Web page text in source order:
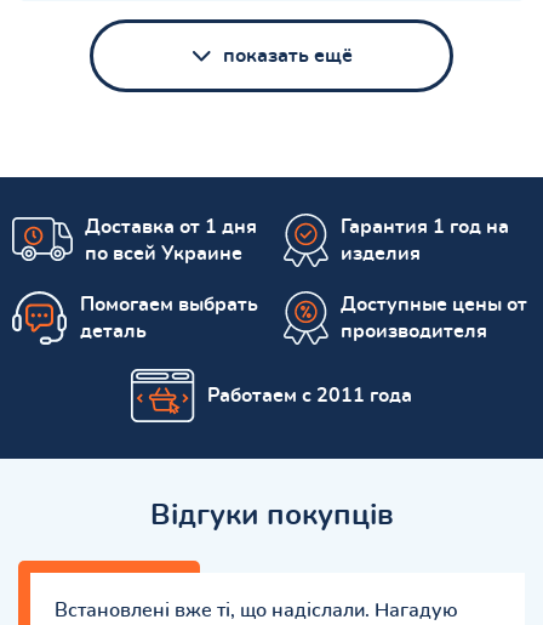
показать ещё
Доставка от 1 дня
по всей Украине
Гарантия 1 год на
изделия
Помогаем выбрать
деталь
Доступные цены от
производителя
Работаем с 2011 года
Відгуки покупців
Встановлені вже ті, що надіслали. Нагадую